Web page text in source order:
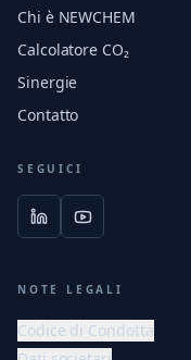
Chi è NEWCHEM
Calcolatore CO₂
Sinergie
Contatto
SEGUICI
NOTE LEGALI
Codice di Condotta